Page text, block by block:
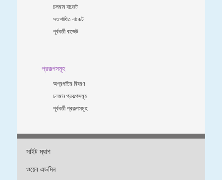
চলমান বাজেট
সংশোধিত বাজেট
পূর্ববর্তী বাজেট
প্রকল্পসমূহ
অগ্রগতির বিবরণ
চলমান প্রকল্পসমূহ
পূর্ববর্তী প্রকল্পসমূহ
সাইট ম্যাপ
ওয়েব এডমিন